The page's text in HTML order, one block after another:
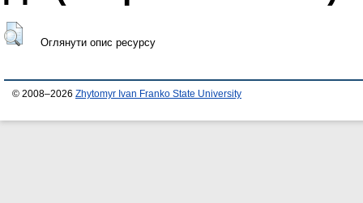
Оглянути опис ресурсу
© 2008–2026 Zhytomyr Ivan Franko State University